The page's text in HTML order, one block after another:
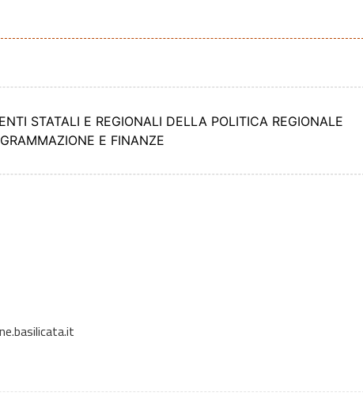
STATALI E REGIONALI DELLA POLITICA REGIONALE
E FINANZE